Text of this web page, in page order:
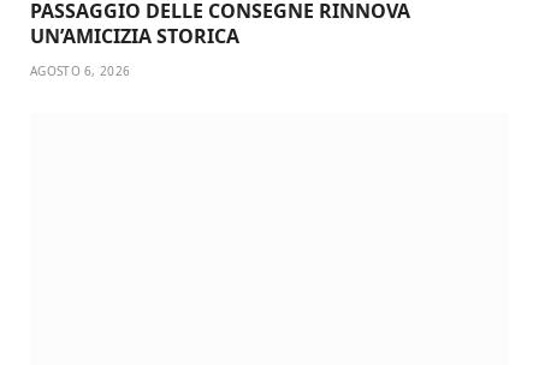
PASSAGGIO DELLE CONSEGNE RINNOVA
UN’AMICIZIA STORICA
AGOSTO 6, 2026